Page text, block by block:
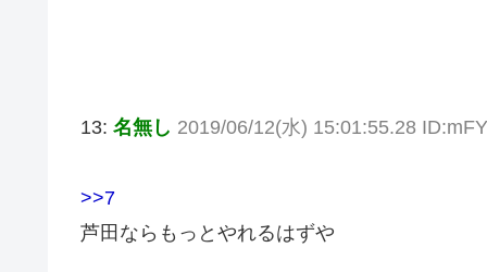
13: 名無し 2019/06/12(水) 15:01:55.28
>>7
芦田ならもっとやれるはずや